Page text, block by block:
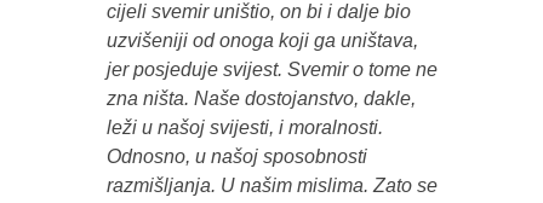
cijeli svemir uništio, on bi i dalje bio
uzvišeniji od onoga koji ga uništava,
jer posjeduje svijest. Svemir o tome ne
zna ništa. Naše dostojanstvo, dakle,
leži u našoj svijesti, i moralnosti.
Odnosno, u našoj sposobnosti
razmišljanja. U našim mislima. Zato se